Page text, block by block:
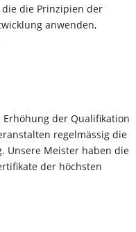
die Prinzipien der
anwenden,
der Qualifikation
regelmässig die
Unsere Meister haben die
der höchsten